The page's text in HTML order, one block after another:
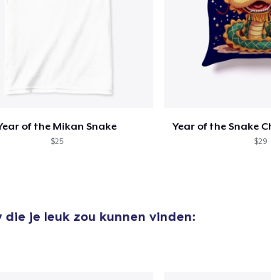
of the Mikan Snake
$25
Year of the Snake
$29
die je leuk zou kunnen vinden: